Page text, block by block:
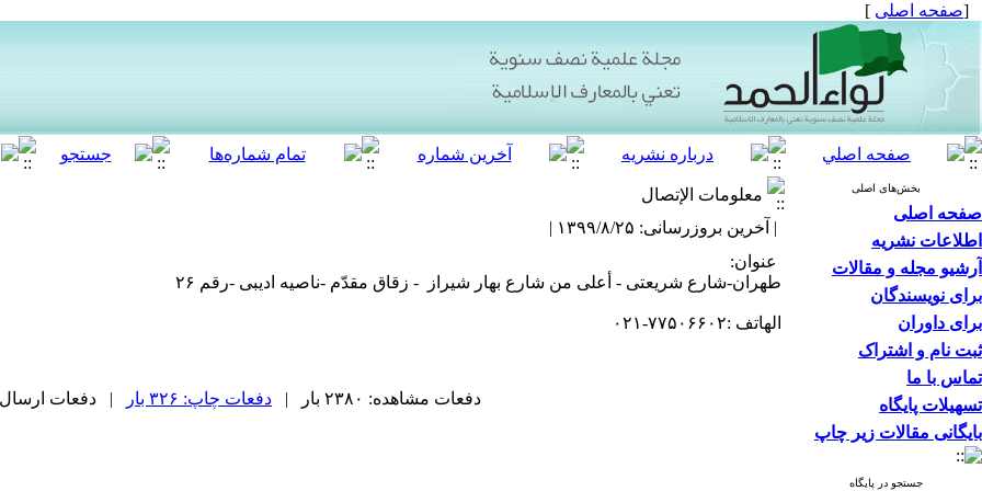
[صفحه اصلی ]
بخش‌های اصلی
صفحه اصلی
اطلاعات نشریه
آرشیو مجله و مقالات
برای نویسندگان
برای داوران
ثبت نام و اشتراک
تماس با ما
تسهیلات پایگاه
بایگانی مقالات زیر چاپ
جستجو در پایگاه
معلومات الإتصال
| آخرین بروزرسانی: ۱۳۹۹/۸/۲۵ |
عنوان:
طهران-شارع شریعتی - أعلی من شارع بهار شیراز - زقاق مقدّم -ناصیه ادیبی -رقم ۲۶
الهاتف :۷۷۵۰۶۶۰۲-۰۲۱
دفعات مشاهده: ۲۳۸۰ بار | دفعات چاپ: ۳۲۶ بار | دفعات ارسال به